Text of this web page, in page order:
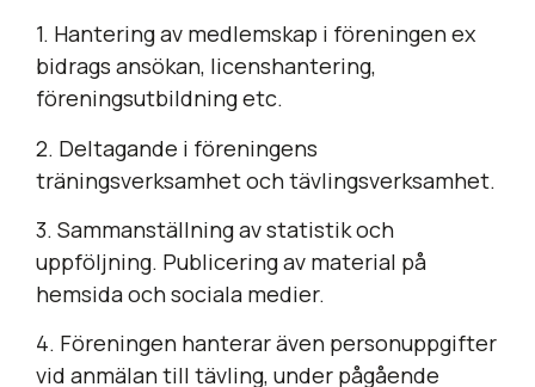
1. Hantering av medlemskap i föreningen ex
bidrags ansökan, licenshantering,
föreningsutbildning etc.
2. Deltagande i föreningens
träningsverksamhet och tävlingsverksamhet.
3. Sammanställning av statistik och
uppföljning. Publicering av material på
hemsida och sociala medier.
4. Föreningen hanterar även personuppgifter
vid anmälan till tävling, under pågående